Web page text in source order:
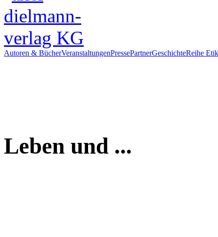
Autoren & BücherVeranstaltungenPressePartnerGeschichteReihe
Leben und ...